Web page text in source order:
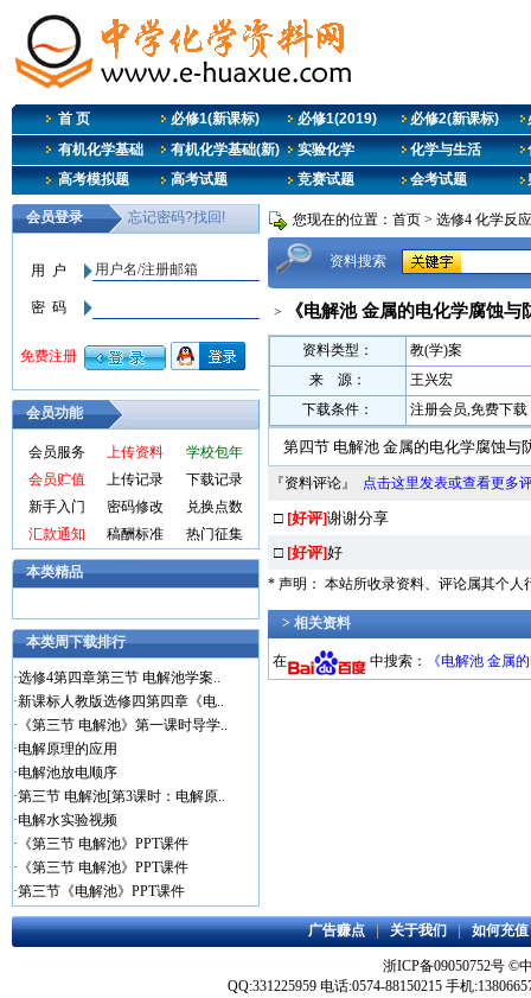
首 页 必修1(新课标) 必修1(2019) 必修2(新课标)
有机化学基础
有机化学基础(新) 实验化学 化学与生活
高考模拟题
高考试题 竞赛试题 会考试题
会员功能
会员服务 上传资料
学校包年
会员贮值
上传记录
下载记录
新手入门
密码修改
兑换点数
汇款通知
稿酬标准 热门征集
本类精品
本类周下载排行
·选修4第四章第三节 电解池学案..
·新课标人教版选修四第四章《电..
· 《第三节 电解池》第一课时导学..
·电解原理的应用
·电解池放电顺序
·第三节 电解池[第3课时：电解原..
·电解水实验视频
· 《第三节 电解池》PPT课件
· 《第三节 电解池》PPT课件
·第三节《电解池》PPT课件
您现在的位置： 首页 > 选修4 化学反
资料搜索
> 《电解池 金属的电化学腐蚀与
资料类型：
教(学)案
来 源：
王兴宏
下载条件：
注册会员,免费下载
第四节 电解池 金属的电化学腐蚀与
『资料评论』 点击这里发表或查看更多
□ [好评]谢谢分享
□ [好评]好
* 声明： 本站所收录资料、评论属其个人
> 相关资料
在 中搜索： 《电解池 金属
广告赚点|关于我们|如何充值
浙ICP备09050752号 ©
QQ:331225959 电话:0574-88150215 手机